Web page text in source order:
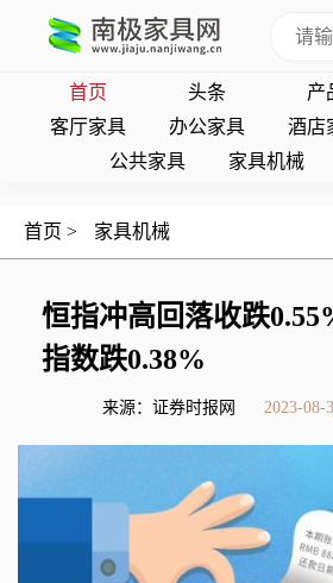
首页 头条 产
客厅家具
办公家具 酒店
公共家具
家具机械
首页 > 家具机械
恒指冲高回落收跌
指数跌0.38%
来源：证券时报网 2023-08-